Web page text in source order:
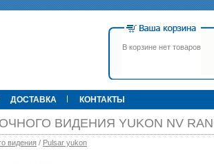
В корзине нет товаров
ДОСТАВКА КОНТАКТЫ
ВИДЕНИЯ YUKON NV
видения / Pulsar yukon